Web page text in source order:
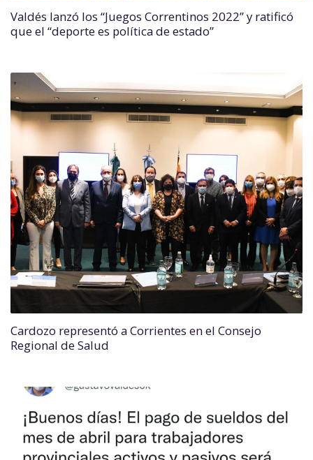
Valdés lanzó los “Juegos Correntinos 2022” y ratificó
que el “deporte es política de estado”
Cardozo representó a Corrientes en el Consejo
Regional de Salud